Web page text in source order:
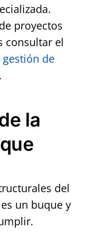
proyectos
consultar el
de
.
la
del
un buque y